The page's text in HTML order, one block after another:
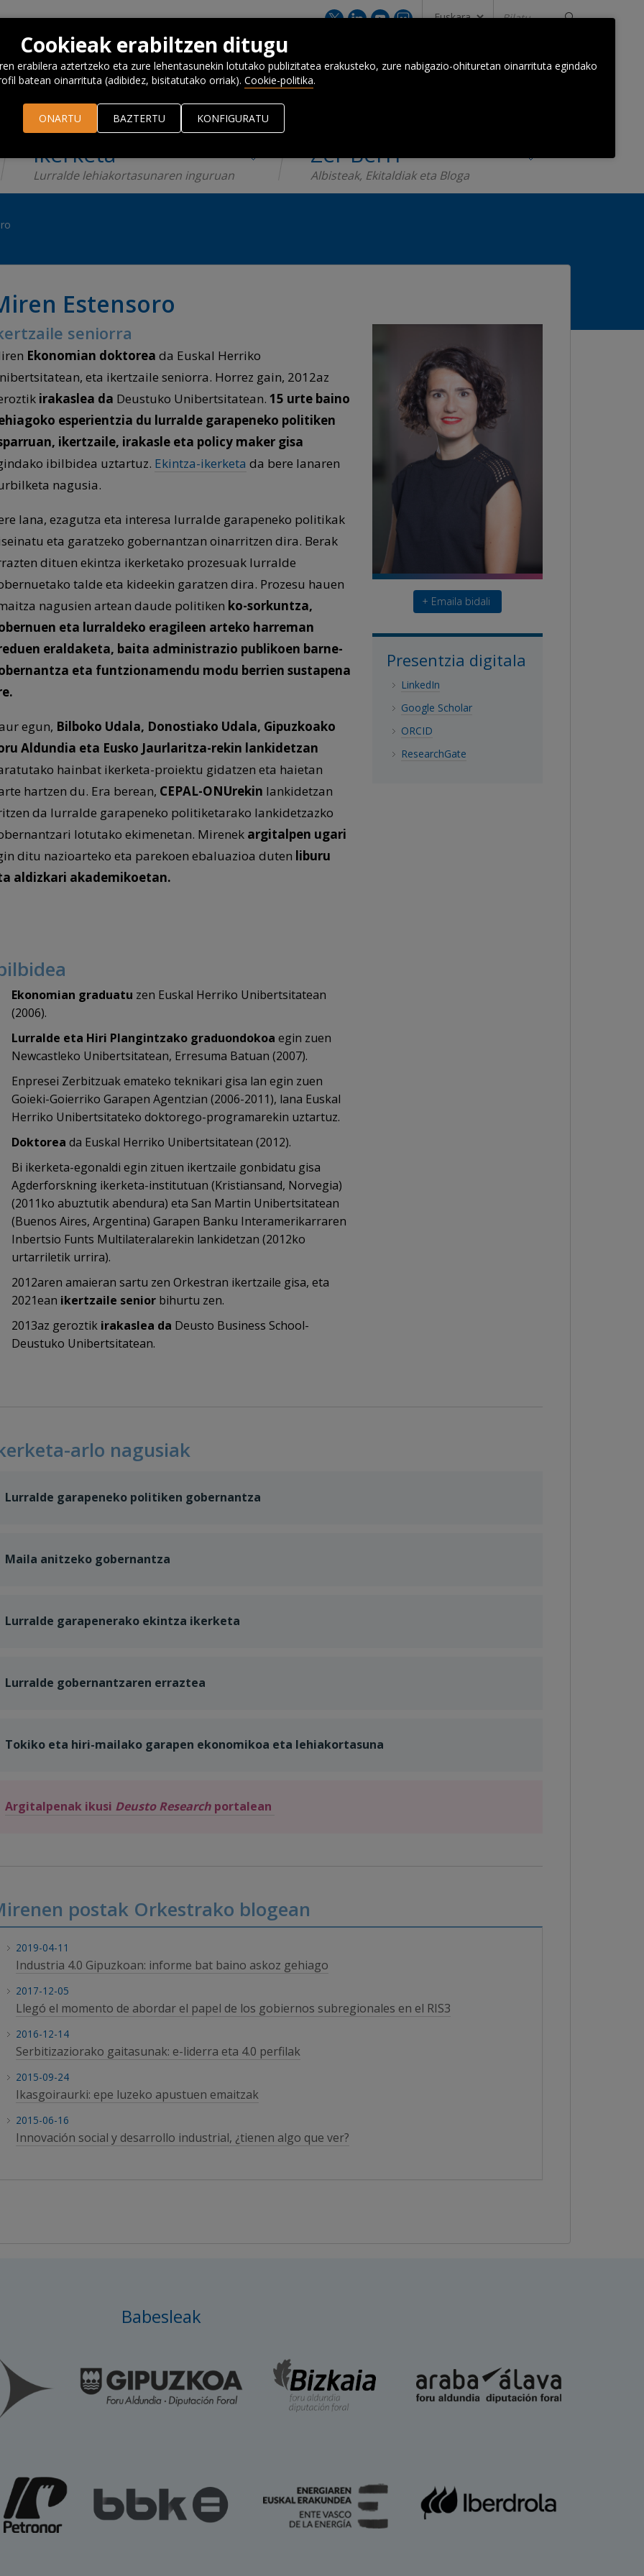
GUREKIN HARREMANETAN JARRI
Ikerketa
Lurralde lehiakortasunaren inguruan
Zer Berri
Albisteak, Ekitaldiak eta Bloga
Estensoro
seniorra
Ekonomian doktorea da Euskal Herriko
eta ikertzaile seniorra. Horrez gain, 2012az
irakaslea da Deustuko Unibertsitatean. 15 urte baino
esperientzia du lurralde garapeneko politiken
ikertzaile, irakasle eta policy maker gisa
ibilbidea uztartuz. Ekintza-ikerketa da bere lanaren
nagusia.
lana, ezagutza eta interesa lurralde garapeneko politikak
eta garatzeko gobernantzan oinarritzen dira. Berak
dituen ekintza ikerketako prozesuak lurralde
talde eta kideekin garatzen dira. Prozesu hauen
nagusien artean daude politiken ko-sorkuntza,
eta lurraldeko eragileen arteko harreman
eraldaketa, baita administrazio publikoen barne-
eta funtzionamendu modu berrien sustapena
egun, Bilboko Udala, Donostiako Udala, Gipuzkoako
Aldundia eta Eusko Jaurlaritza-rekin lankidetzan
hainbat ikerketa-proiektu gidatzen eta haietan
hartzen du. Era berean, CEPAL-ONUrekin lankidetzan
da lurralde garapeneko politiketarako lankidetzazko
lotutako ekimenetan. Mirenek argitalpen ugari
ditu nazioarteko eta parekoen ebaluazioa duten liburu
aldizkari akademikoetan.
Ekonomian graduatu zen Euskal Herriko Unibertsitatean
(2006).
Lurralde eta Hiri Plangintzako graduondokoa egin zuen
Newcastleko Unibertsitatean, Erresuma Batuan (2007).
Enpresei Zerbitzuak emateko teknikari gisa lan egin zuen
Goieki-Goierriko Garapen Agentzian (2006-2011), lana Euskal
Herriko Unibertsitateko doktorego-programarekin uztartuz.
Doktorea da Euskal Herriko Unibertsitatean (2012).
Bi ikerketa-egonaldi egin zituen ikertzaile gonbidatu gisa
Agderforskning ikerketa-institutuan (Kristiansand, Norvegia)
(2011ko abuztutik abendura) eta San Martin Unibertsitatean
(Buenos Aires, Argentina) Garapen Banku Interamerikarraren
Inbertsio Funts Multilateralarekin lankidetzan (2012ko
urtarriletik urrira).
2012aren amaieran sartu zen Orkestran ikertzaile gisa, eta
2021ean ikertzaile seniorbihurtu zen.
2013az geroztik irakaslea da Deusto Business School-
Deustuko Unibertsitatean.
+ Emaila bidali
Presentzia digitala
LinkedIn
Google Scholar
ORCID
ResearchGate
arlo nagusiak
Lurralde garapeneko politiken gobernantza
Maila anitzeko gobernantza
Lurralde garapenerako ekintza ikerketa
Lurralde gobernantzaren erraztea
Tokiko eta hiri-mailako garapen ekonomikoa eta lehiakortasuna
Argitalpenak ikusi Deusto Research portalean
postak Orkestrako blogean
2019-04-11
Industria 4.0 Gipuzkoan: informe bat baino askoz gehiago
2017-12-05
Llegó el momento de abordar el papel de los gobiernos subregionales en el RIS3
2016-12-14
Serbitizaziorako gaitasunak: e-liderra eta 4.0 perfilak
2015-09-24
Ikasgoiraurki: epe luzeko apustuen emaitzak
2015-06-16
Innovación social y desarrollo industrial, ¿tienen algo que ver?
Babesleak
Cookieak erabiltzen ditugu
erabilera aztertzeko eta zure lehentasunekin lotutako publizitatea erakusteko, zure nabigazio-ohituretan oinarrituta egindako
batean oinarrituta (adibidez, bisitatutako orriak). Cookie-politika.
KONFIGURATU
BAZTERTU
ONARTU